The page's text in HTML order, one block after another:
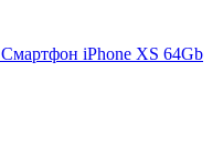
Смартфон iPhone XS 64Gb